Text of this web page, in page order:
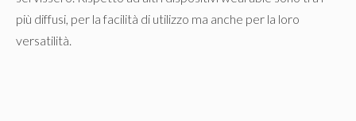
più diffusi, per la facilità di utilizzo ma anche per la loro
versatilità.